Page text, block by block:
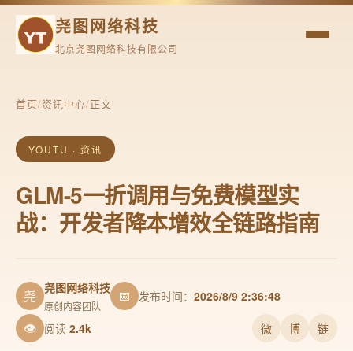
尧图网络科技
北京尧图网络科技有限公司
首页/资讯中心/正文
YOUTU · 资讯
GLM-5一折调用与免费模型实
战：开发者降本增效全链路指南
尧 尧图网络科技
原创内容团队
📅 发布时间： 2026/8/9 2:36:48
👁 阅读 2.4k 微 博 链